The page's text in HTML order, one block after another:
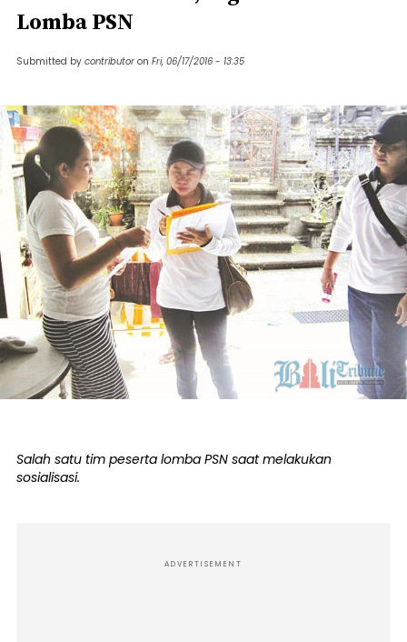
Lomba PSN
Submitted by contributor on Fri, 06/17/2016 - 13:35
Salah satu tim peserta lomba PSN saat melakukan
sosialisasi.
ADVERTISEMENT